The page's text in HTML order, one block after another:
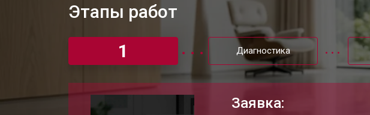
Этапы работ
1
Диагностика
Заявка: